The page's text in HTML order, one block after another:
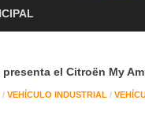
el Citroën My
/ VEHÍCULO INDUSTRIAL /